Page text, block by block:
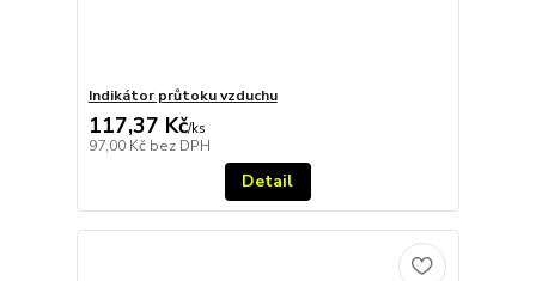
Indikátor průtoku vzduchu
117,37 Kč/ks
97,00 Kč bez DPH
Detail